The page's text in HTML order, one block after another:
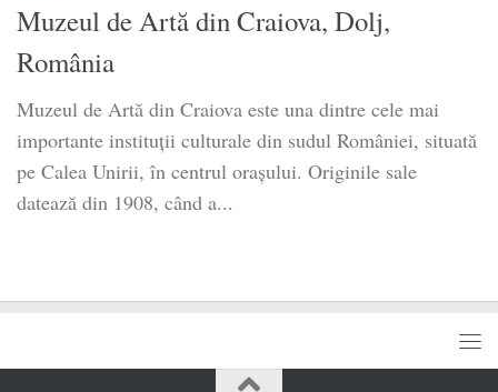
Muzeul de Artă din Craiova, Dolj,
România
Muzeul de Artă din Craiova este una dintre cele mai
importante instituții culturale din sudul României, situată
pe Calea Unirii, în centrul orașului. Originile sale
datează din 1908, când a...